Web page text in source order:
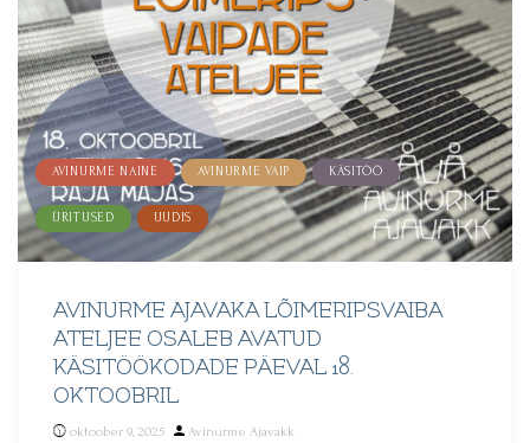
AVINURME NAINE AVINURME VAIP KÄSITÖÖ
ÜRITUSED UUDIS
AVINURME AJAVAKA LÕIMERIPSVAIBA
ATELJEE OSALEB AVATUD
KÄSITÖÖKODADE PÄEVAL 18.
OKTOOBRIL
oktoober 9, 2025
Posted
Avinurme Ajavakk